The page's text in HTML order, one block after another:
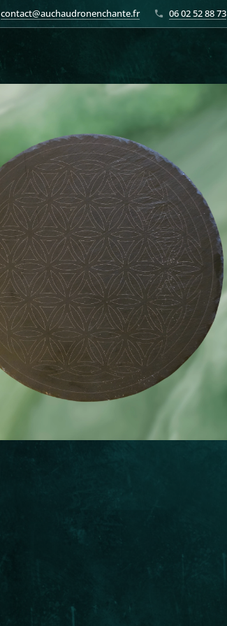
contact@auchaudronenchante.fr 06 02 52 88 73